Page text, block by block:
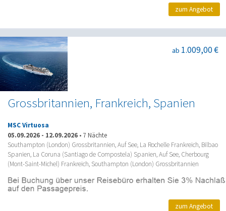
zum Angebot
Grossbritannien, Frankreich, Spanien
ab 1.009,00 €
MSC Virtuosa
05.09.2026 - 12.09.2026 • 7 Nächte
Southampton (London) Grossbritannien, Auf See, La Rochelle Frankreich, Bilbao
Spanien, La Coruna (Santiago de Compostela) Spanien, Auf See, Cherbourg
(Mont-Saint-Michel) Frankreich, Southampton (London) Grossbritannien
zum Angebot